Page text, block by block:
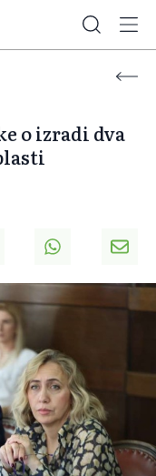
o izradi dva